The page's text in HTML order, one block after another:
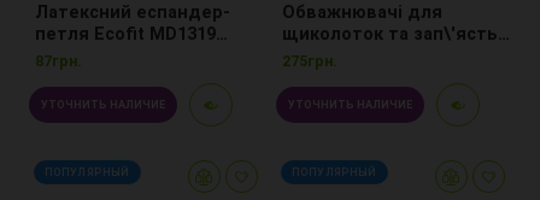
Латексний еспандер-
петля Ecofit MD1319
жорсткість x-heavy
87грн.
УТОЧНИТЬ НАЛИЧИЕ
Обважнювачі для
щиколоток та зап\'ясть -
275грн.
УТОЧНИТЬ НАЛИЧИЕ
ПОПУЛЯРНЫЙ ПОПУЛЯРНЫЙ